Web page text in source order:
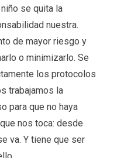
se quita la
nuestra.
de mayor riesgo y
o minimizarlo. Se
los protocolos
trabajamos la
para que no haya
nos toca: desde
va. Y tiene que ser